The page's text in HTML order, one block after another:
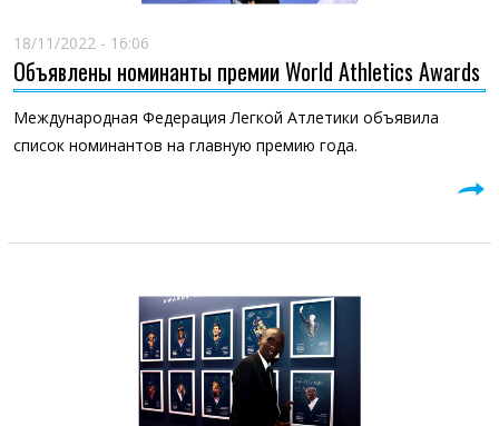
18/11/2022 - 16:06
Объявлены номинанты премии World Athletics Awards
Международная Федерация Легкой Атлетики объявила
список номинантов на главную премию года.